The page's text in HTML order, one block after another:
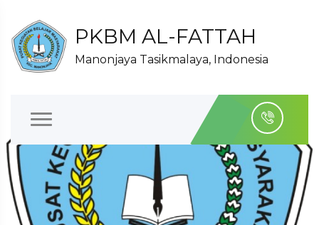
PKBM AL-FATTAH
Manonjaya Tasikmalaya, Indonesia